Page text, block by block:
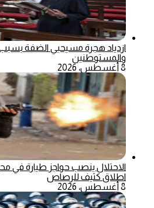
ازدياد هجرة مسيحيي الضفة بسبب
والمستوطنين
8 أغسطس، 2026
الاحتلال ينصب حواجز طيارة
اطلاق كثيف للرصاص
8 أغسطس، 2026